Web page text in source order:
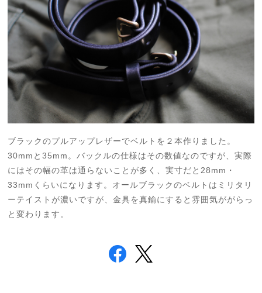
ブラックのプルアップレザーでベルトを２本作りました。
30mmと35mm。バックルの仕様はその数値なのですが、実際
にはその幅の革は通らないことが多く、実寸だと28mm・
33mmくらいになります。オールブラックのベルトはミリタリ
ーテイストが濃いですが、金具を真鍮にすると雰囲気ががらっ
と変わります。